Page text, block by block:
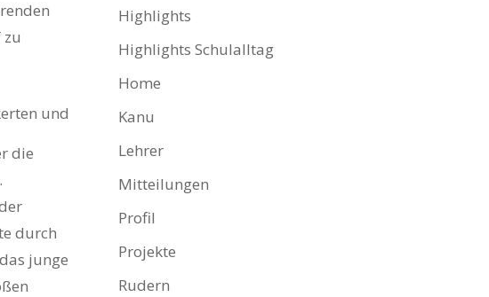
und
die
durch
junge
Highlights
Highlights Schulalltag
Home
Kanu
Lehrer
Mitteilungen
Profil
Projekte
Rudern